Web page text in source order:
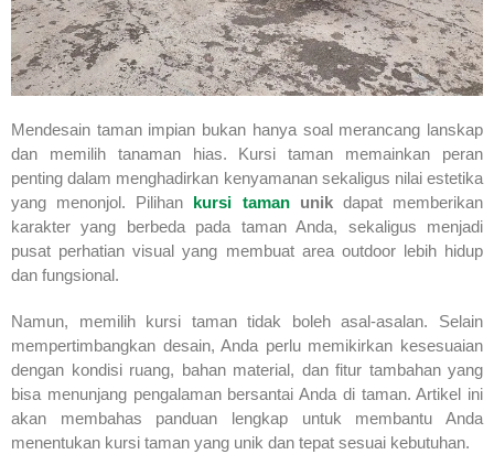
Mendesain taman impian bukan hanya soal merancang lanskap
dan memilih tanaman hias. Kursi taman memainkan peran
penting dalam menghadirkan kenyamanan sekaligus nilai estetika
yang menonjol. Pilihan kursi tamanunikdapat memberikan
karakter yang berbeda pada taman Anda, sekaligus menjadi
pusat perhatian visual yang membuat area outdoor lebih hidup
dan fungsional.
Namun, memilih kursi taman tidak boleh asal-asalan. Selain
mempertimbangkan desain, Anda perlu memikirkan kesesuaian
dengan kondisi ruang, bahan material, dan fitur tambahan yang
bisa menunjang pengalaman bersantai Anda di taman. Artikel ini
akan membahas panduan lengkap untuk membantu Anda
menentukan kursi taman yang unik dan tepat sesuai kebutuhan.